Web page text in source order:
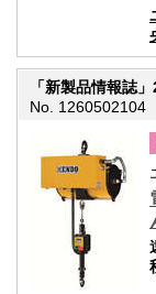
「新製品情報誌
No. 1260502104